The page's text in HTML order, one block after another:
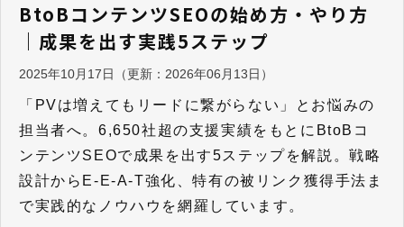
BtoBコンテンツSEOの始め方・やり方
｜成果を出す実践5ステップ
2025年10月17日 （更新： 2026年06月13日 ）
「PVは増えてもリードに繋がらない」とお悩みの
担当者へ。6,650社超の支援実績をもとにBtoBコ
ンテンツSEOで成果を出す5ステップを解説。戦略
設計からE-E-A-T強化、特有の被リンク獲得手法ま
で実践的なノウハウを網羅しています。